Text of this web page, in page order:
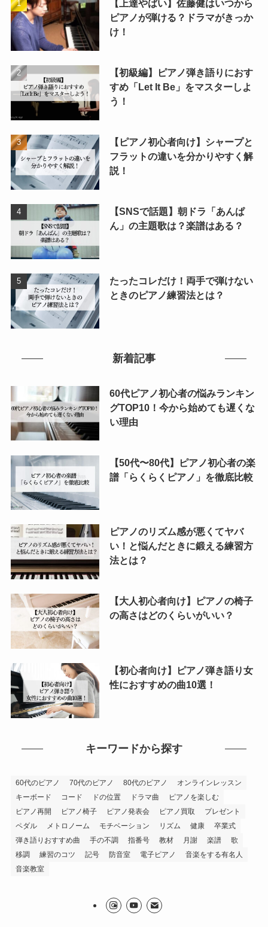
【上達やばい】佐藤健はいつから
ピアノが弾ける？ドラマがきっか
け！
【初級編】ピアノ弾き語りにおす
すめ「Let It Be」をマスターしよ
う！
【ピアノ初心者向け】シャープと
フラットの違いを分かりやすく解
説！
【SNSで話題】朝ドラ「あんぱ
ん」の主題歌は？楽譜はある？
たったコレだけ！両手で弾けない
ときのピアノ練習法とは？
新着記事
60代ピアノ初心者の悩みランキン
グTOP10！今から始めても遅くな
い理由
【50代〜80代】ピアノ初心者の楽
譜「らくらくピアノ」を徹底比較
ピアノのリズム感が悪くてヤバ
い！と悩んだときに鍛える練習方
法とは？
【大人初心者向け】ピアノの椅子
の高さはどのくらいがいい？
【初心者向け】ピアノ弾き語り女
性におすすめの曲10選！
キーワードから探す
60代のピアノ 70代のピアノ 80代のピアノ
オンラインレッスン
キーボード
コード ドの位置 ドラマ曲
ピアノを楽しむ
ピアノ再開
ピアノ椅子 ピアノ発表会 ピアノ買取
プレゼント
ペダル
メトロノーム モチベーション リズム 健康
卒業式
弾き語りおすすめ曲
手の不調 指番号 教材 月謝 楽譜
歌
移調
練習のコツ 記号 防音室 電子ピアノ
音楽をする有名人
音楽教室